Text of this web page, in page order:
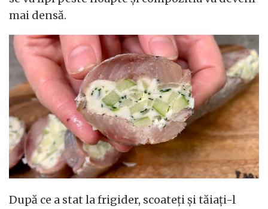
mai densă.
După ce a stat la frigider, scoateți și tăiați-l